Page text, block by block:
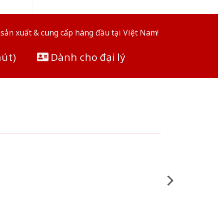
xuất & cung cấp hàng đầu tại Việt Nam!
Dành cho đại lý